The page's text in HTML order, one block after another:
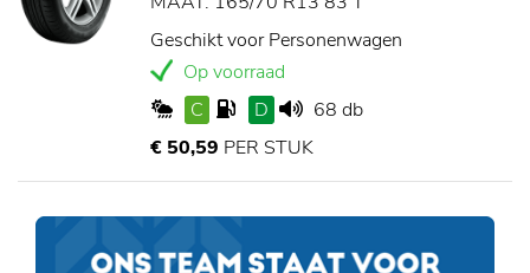
Geschikt voor Personenwagen
Op voorraad
C
D
68 db
€ 50,59 PER STUK